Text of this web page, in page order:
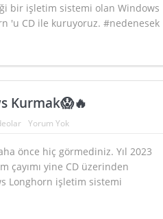
bir işletim sistemi olan Windows
'u CD ile kuruyoruz. #nedenesek
Kurmak😱🔥
Yorum Yok
önce hiç görmediniz. Yıl 2023
çayımı yine CD üzerinden
Longhorn işletim sistemi